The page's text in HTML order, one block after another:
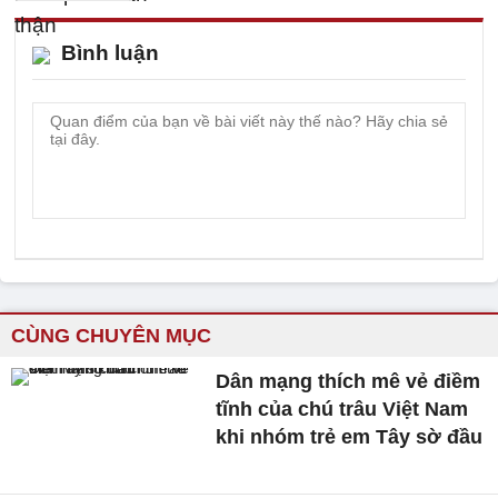
Bình luận
CÙNG CHUYÊN MỤC
Dân mạng thích mê vẻ điềm
tĩnh của chú trâu Việt Nam
khi nhóm trẻ em Tây sờ đầu